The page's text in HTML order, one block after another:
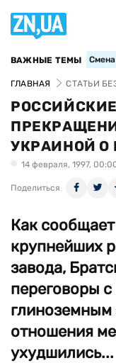
ВАЖНЫЕ ТЕМЫ Смена
ГЛАВНАЯ СТАТЬИ
УКРАИНОЙ О
14 февраля, 1997,
Поделиться
Как
крупнейших
завода,
переговоры
глиноземным
отношения
ухудшились...